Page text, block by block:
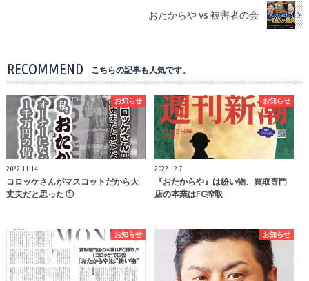
おたからや vs 被害者の会
RECOMMEND こちらの記事も人気です。
お知らせ
2022.11.14
コロッケさんがマスコットだから大
丈夫だと思った ①
お知らせ
2022.12.7
『おたからや』は紛い物、買取専門
店の本業はFC搾取
お知らせ お知らせ